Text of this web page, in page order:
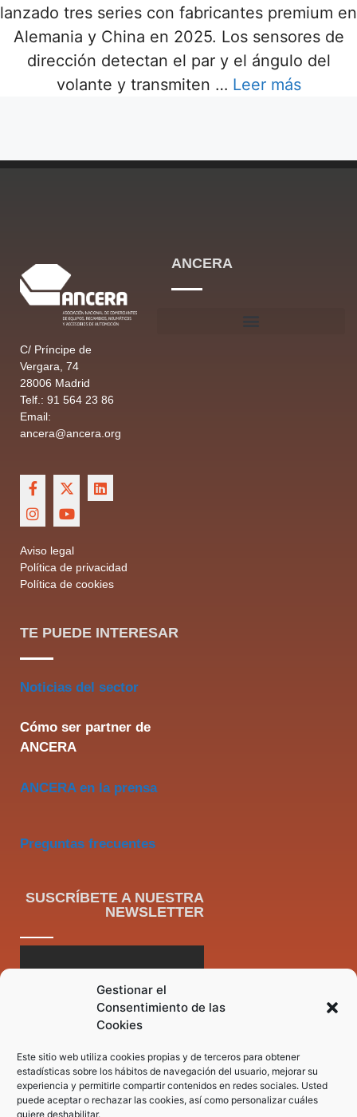
Gestionar el
Consentimiento de las
Cookies
Este sitio web utiliza cookies propias y de terceros para obtener
estadísticas sobre los hábitos de navegación del usuario, mejorar su
experiencia y permitirle compartir contenidos en redes sociales. Usted
puede aceptar o rechazar las cookies, así como personalizar cuáles
quiere deshabilitar.
lanzado tres series con fabricantes premium en
Alemania y China en 2025. Los sensores de
dirección detectan el par y el ángulo del
volante y transmiten … Leer más
C/ Príncipe de
Vergara, 74
28006 Madrid
Telf.: 91 564 23 86
Email:
ancera@ancera.org
Aviso legal
Política de privacidad
Política de cookies
ANCERA
TE PUEDE INTERESAR
Noticias del sector
Cómo ser partner de
ANCERA
ANCERA en la prensa
Preguntas frecuentes
SUSCRÍBETE A NUESTRA
NEWSLETTER